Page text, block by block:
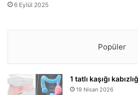
6 Eylül 2025
Popüler
1 tatlı kaşığı
19 Nisan 2026